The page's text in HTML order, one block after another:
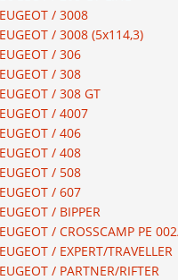
/ 3008
/ 3008 (5x114,3)
/ 306
/ 308
/ 308 GT
/ 4007
/ 406
/ 408
/ 508
/ 607
/ BIPPER
/ CROSSCAMP PE
/ EXPERT/TRAVELLER
/ PARTNER/RIFTER